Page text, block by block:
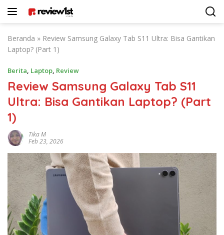
Beranda » Review Samsung Galaxy Tab S11 Ultra: Bisa Gantikan
Laptop? (Part 1)
Berita, Laptop, Review
Review Samsung Galaxy Tab S11
Ultra: Bisa Gantikan Laptop? (Part
1)
Tika M
Feb 23, 2026